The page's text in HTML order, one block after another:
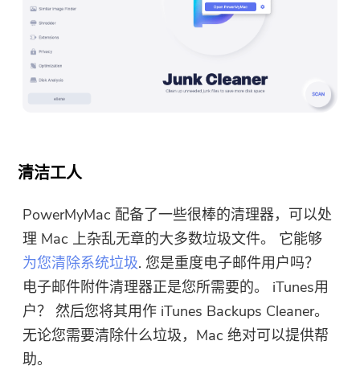
清洁工人
PowerMyMac 配备了一些很棒的清理器，可以处
理 Mac 上杂乱无章的大多数垃圾文件。 它能够
为您清除系统垃圾. 您是重度电子邮件用户吗？
电子邮件附件清理器正是您所需要的。 iTunes用
户？ 然后您将其用作 iTunes Backups Cleaner。
无论您需要清除什么垃圾，Mac 绝对可以提供帮
助。